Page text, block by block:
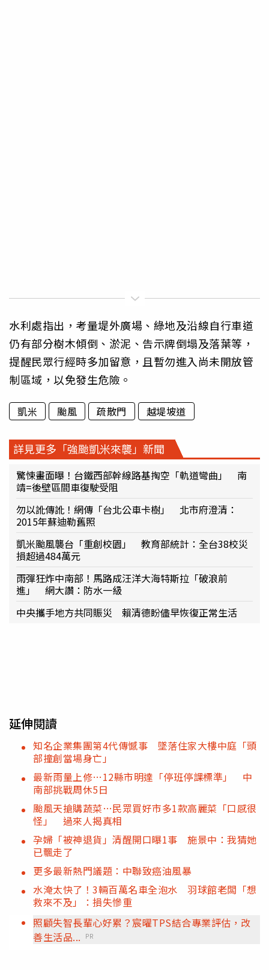
水利處指出，考量堤外廣場、綠地及沿線自行車道
仍有部分樹木傾倒、淤泥、告示牌倒塌及落葉等，
提醒民眾行經時多加留意，且暫勿進入尚未開放管
制區域，以免發生危險。
凱米 颱風 疏散門 越堤坡道
詳見更多「強颱凱米來襲」新聞
驚悚畫面曝！台鐵西部幹線路基掏空「軌道彎曲」 南
靖=後壁區間車復駛受阻
勿以訛傳訛！網傳「台北公車卡樹」 北市府澄清：
2015年蘇迪勒舊照
凱米颱風襲台「重創校園」 教育部統計：全台38校災
損超過484萬元
雨彈狂炸中南部！馬路成汪洋大海特斯拉「破浪前
進」 網大讚：防水一級
中央攜手地方共同賑災 賴清德盼儘早恢復正常生活
延伸閱讀
知名企業集團第4代傳憾事 墜落住家大樓中庭「頭
部撞創當場身亡」
最新雨量上修…12縣市明達「停班停課標準」 中
南部挑戰周休5日
颱風天搶購蔬菜…民眾買好市多1款高麗菜「口感很
怪」 過來人揭真相
孕婦「被神退貨」清醒開口曝1事 施景中：我猜她
已飄走了
更多最新熱門議題：中聯致癌油風暴
水淹太快了！3輛百萬名車全泡水 羽球館老闆「想
救來不及」：損失慘重
照顧失智長輩心好累？宸曜TPS結合專業評估，改
善生活品...
PR